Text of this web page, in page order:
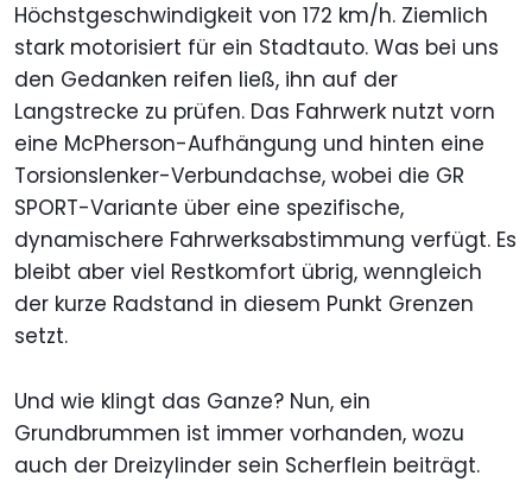
Höchstgeschwindigkeit von 172 km/h. Ziemlich
stark motorisiert für ein Stadtauto. Was bei uns
den Gedanken reifen ließ, ihn auf der
Langstrecke zu prüfen. Das Fahrwerk nutzt vorn
eine McPherson-Aufhängung und hinten eine
Torsionslenker-Verbundachse, wobei die GR
SPORT-Variante über eine spezifische,
dynamischere Fahrwerksabstimmung verfügt. Es
bleibt aber viel Restkomfort übrig, wenngleich
der kurze Radstand in diesem Punkt Grenzen
setzt.
Und wie klingt das Ganze? Nun, ein
Grundbrummen ist immer vorhanden, wozu
auch der Dreizylinder sein Scherflein beiträgt.